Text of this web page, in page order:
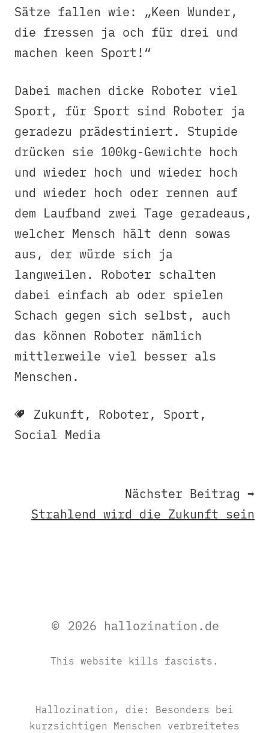
Sätze fallen wie: „Keen Wunder,
die fressen ja och für drei und
machen keen Sport!“
Dabei machen dicke Roboter viel
Sport, für Sport sind Roboter ja
geradezu prädestiniert. Stupide
drücken sie 100kg-Gewichte hoch
und wieder hoch und wieder hoch
und wieder hoch oder rennen auf
dem Laufband zwei Tage geradeaus,
welcher Mensch hält denn sowas
aus, der würde sich ja
langweilen. Roboter schalten
dabei einfach ab oder spielen
Schach gegen sich selbst, auch
das können Roboter nämlich
mittlerweile viel besser als
Menschen.
Zukunft, Roboter, Sport,
Social Media
Nächster Beitrag ➡
Strahlend wird die Zukunft sein
© 2026 hallozination.de
This website kills fascists.
Hallozination, die: Besonders bei
kurzsichtigen Menschen verbreitetes